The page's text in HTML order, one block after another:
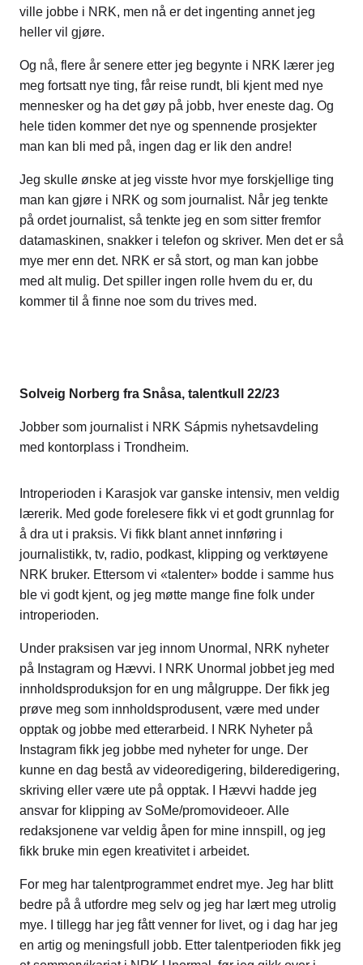
ville jobbe i NRK, men nå er det ingenting annet jeg
heller vil gjøre.
Og nå, flere år senere etter jeg begynte i NRK lærer jeg
meg fortsatt nye ting, får reise rundt, bli kjent med nye
mennesker og ha det gøy på jobb, hver eneste dag. Og
hele tiden kommer det nye og spennende prosjekter
man kan bli med på, ingen dag er lik den andre!
Jeg skulle ønske at jeg visste hvor mye forskjellige ting
man kan gjøre i NRK og som journalist. Når jeg tenkte
på ordet journalist, så tenkte jeg en som sitter fremfor
datamaskinen, snakker i telefon og skriver. Men det er så
mye mer enn det. NRK er så stort, og man kan jobbe
med alt mulig. Det spiller ingen rolle hvem du er, du
kommer til å finne noe som du trives med.
Solveig Norberg fra Snåsa, talentkull 22/23
Jobber som journalist i NRK Sápmis nyhetsavdeling
med kontorplass i Trondheim.
Introperioden i Karasjok var ganske intensiv, men veldig
lærerik. Med gode forelesere fikk vi et godt grunnlag for
å dra ut i praksis. Vi fikk blant annet innføring i
journalistikk, tv, radio, podkast, klipping og verktøyene
NRK bruker. Ettersom vi «talenter» bodde i samme hus
ble vi godt kjent, og jeg møtte mange fine folk under
introperioden.
Under praksisen var jeg innom Unormal, NRK nyheter
på Instagram og Hævvi. I NRK Unormal jobbet jeg med
innholdsproduksjon for en ung målgruppe. Der fikk jeg
prøve meg som innholdsprodusent, være med under
opptak og jobbe med etterarbeid. I NRK Nyheter på
Instagram fikk jeg jobbe med nyheter for unge. Der
kunne en dag bestå av videoredigering, bilderedigering,
skriving eller være ute på opptak. I Hævvi hadde jeg
ansvar for klipping av SoMe/promovideoer. Alle
redaksjonene var veldig åpen for mine innspill, og jeg
fikk bruke min egen kreativitet i arbeidet.
For meg har talentprogrammet endret mye. Jeg har blitt
bedre på å utfordre meg selv og jeg har lært meg utrolig
mye. I tillegg har jeg fått venner for livet, og i dag har jeg
en artig og meningsfull jobb. Etter talentperioden fikk jeg